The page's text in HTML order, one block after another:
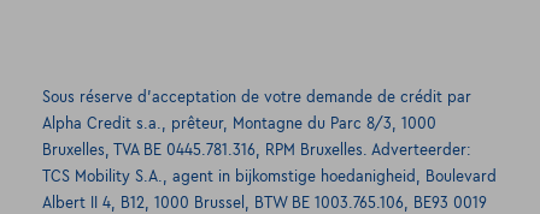
Sous réserve d’acceptation de votre demande de crédit par
Alpha Credit s.a., prêteur, Montagne du Parc 8/3, 1000
Bruxelles, TVA BE 0445.781.316, RPM Bruxelles. Adverteerder:
TCS Mobility S.A., agent in bijkomstige hoedanigheid, Boulevard
Albert II 4, B12, 1000 Brussel, BTW BE 1003.765.106, BE93 0019